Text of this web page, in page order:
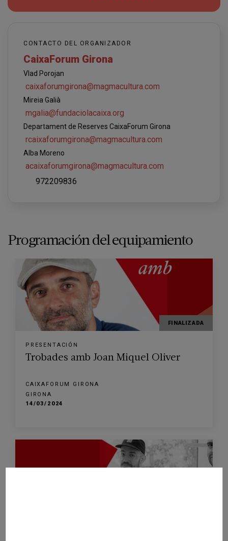
CONTACTO DEL ORGANIZADOR
CaixaForum Girona
Vlad Porojan
caixaforumgirona@magmacultura.com
Mireia Galià
mgalia@fundaciolacaixa.org
Departament de Reserves CaixaForum Girona
rcaixaforumgirona@magmacultura.com
Alba Moreno
acaixaforumgirona@magmacultura.com
972209836
Programación del equipamiento
FINALIZADA
PRESENTACIÓN
Trobades amb Joan Miquel Oliver
CAIXAFORUM GIRONA
GIRONA
14/03/2024